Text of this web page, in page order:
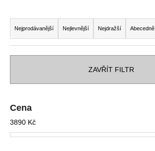
Ř
a
z
e
í
r
o
d
Nejprodávanější Nejlevnější Nejdražší Abecedně
ZAVŘÍT FILTR
Cena
3890 Kč
D
o
p
č
u
j
e